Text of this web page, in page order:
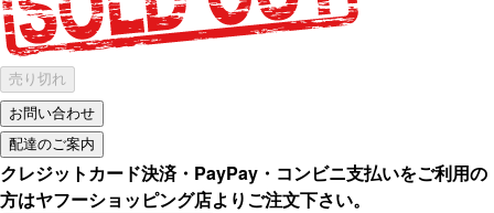
売り切れ
クレジットカード決済・PayPay・コンビニ支払いをご利用の
方はヤフーショッピング店よりご注文下さい。